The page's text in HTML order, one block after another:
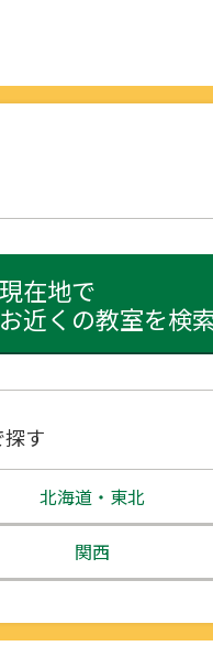
現在地で
お近くの教室を検
す
北海道・東北
北海道
関西